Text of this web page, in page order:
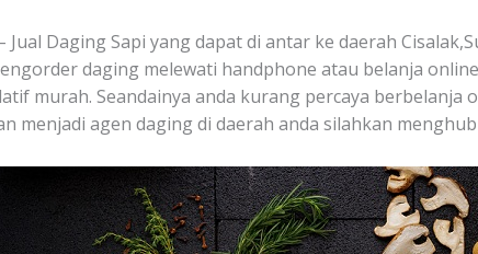
Daging Sapi yang dapat di antar ke daerah
daging melewati handphone atau belanja
murah. Seandainya anda kurang percaya
menjadi agen daging di daerah anda silahkan